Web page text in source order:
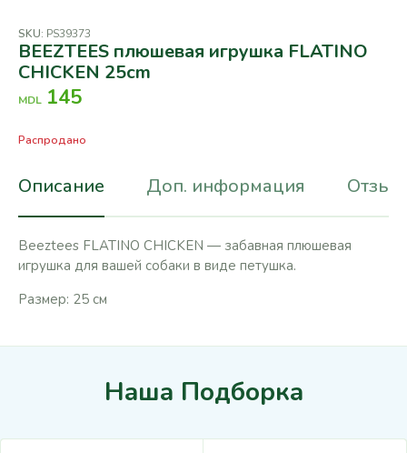
SKU: PS39373
BEEZTEES плюшевая игрушка FLATINO
CHICKEN 25cm
MDL 145
Распродано
Описание Доп. информация
Beeztees FLATINO CHICKEN — забавная плюшевая
игрушка для вашей собаки в виде петушка.
Размер: 25 см
Наша Подборка